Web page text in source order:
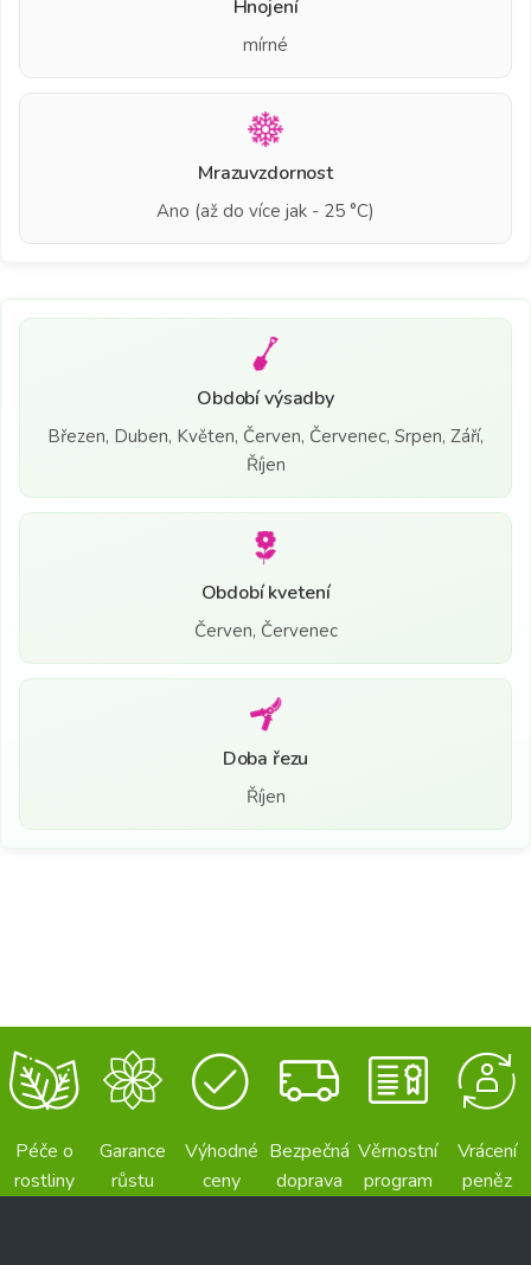
Hnojení
mírné
Mrazuvzdornost
Ano (až do více jak - 25 °C)
Období výsadby
Březen, Duben, Květen, Červen, Červenec, Srpen, Září,
Říjen
Období kvetení
Červen, Červenec
Doba řezu
Říjen
Péče o
rostliny
Garance
růstu
Výhodné
ceny
Bezpečná
doprava
Věrnostní
program
Vrácení
peněz